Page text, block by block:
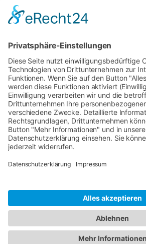
Filialen
Onlineshop
Anfrage
Senden